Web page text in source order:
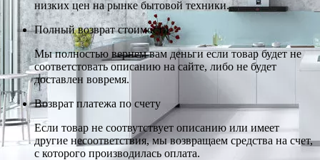
низких цен на рынке бытовой техники.
Полный возврат стоимости
Мы полностью вернем вам деньги если товар будет не
соответстовать описанию на сайте, либо не будет
доставлен вовремя.
Возврат платежа по счету
Если товар не соотвутствует описанию или имеет
другие несоответствия, мы возвращаем средства на счет,
с которого производилась оплата.